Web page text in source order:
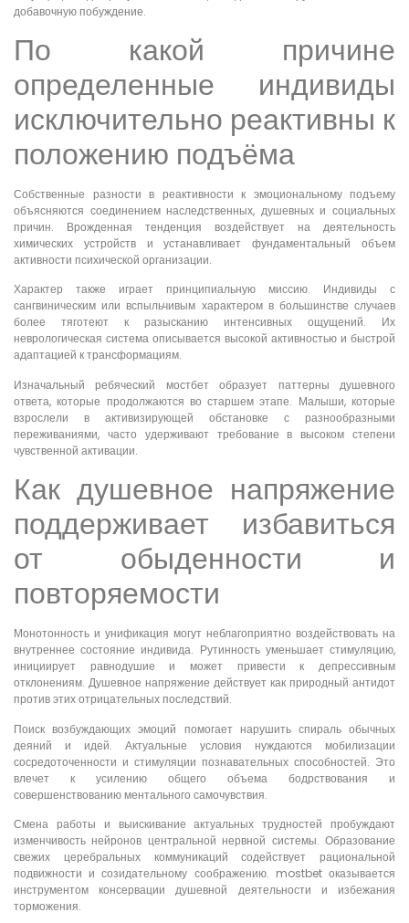
добавочную побуждение.
По какой причине
определенные индивиды
исключительно реактивны к
положению подъёма
Собственные разности в реактивности к эмоциональному подъему
объясняются соединением наследственных, душевных и социальных
причин. Врожденная тенденция воздействует на деятельность
химических устройств и устанавливает фундаментальный объем
активности психической организации.
Характер также играет принципиальную миссию. Индивиды с
сангвиническим или вспыльчивым характером в большинстве случаев
более тяготеют к разысканию интенсивных ощущений. Их
неврологическая система описывается высокой активностью и быстрой
адаптацией к трансформациям.
Изначальный ребяческий мостбет образует паттерны душевного
ответа, которые продолжаются во старшем этапе. Малыши, которые
взрослели в активизирующей обстановке с разнообразными
переживаниями, часто удерживают требование в высоком степени
чувственной активации.
Как душевное напряжение
поддерживает избавиться
от обыденности и
повторяемости
Монотонность и унификация могут неблагоприятно воздействовать на
внутреннее состояние индивида. Рутинность уменьшает стимуляцию,
инициирует равнодушие и может привести к депрессивным
отклонениям. Душевное напряжение действует как природный антидот
против этих отрицательных последствий.
Поиск возбуждающих эмоций помогает нарушить спираль обычных
деяний и идей. Актуальные условия нуждаются мобилизации
сосредоточенности и стимуляции познавательных способностей. Это
влечет к усилению общего объема бодрствования и
совершенствованию ментального самочувствия.
Смена работы и выискивание актуальных трудностей пробуждают
изменчивость нейронов центральной нервной системы. Образование
свежих церебральных коммуникаций содействует рациональной
подвижности и созидательному соображению. mostbet оказывается
инструментом консервации душевной деятельности и избежания
торможения.